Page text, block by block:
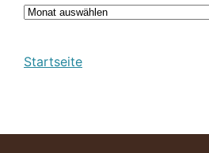
Archiv
Startseite